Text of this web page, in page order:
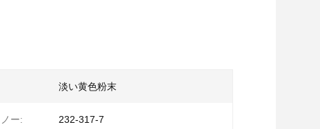
淡い黄色粉末
ー: 232-317-7